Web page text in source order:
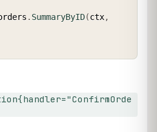
. SummaryByID(ctx,